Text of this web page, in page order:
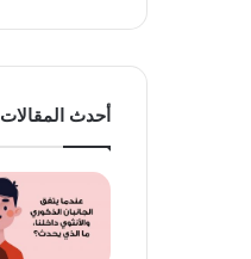
أحدث المقالات